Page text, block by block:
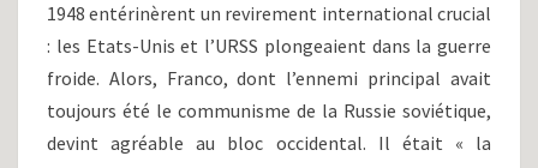
1948 entérinèrent un revirement international crucial
: les Etats-Unis et l’URSS plongeaient dans la guerre
froide. Alors, Franco, dont l’ennemi principal avait
toujours été le communisme de la Russie soviétique,
devint agréable au bloc occidental. Il était « la